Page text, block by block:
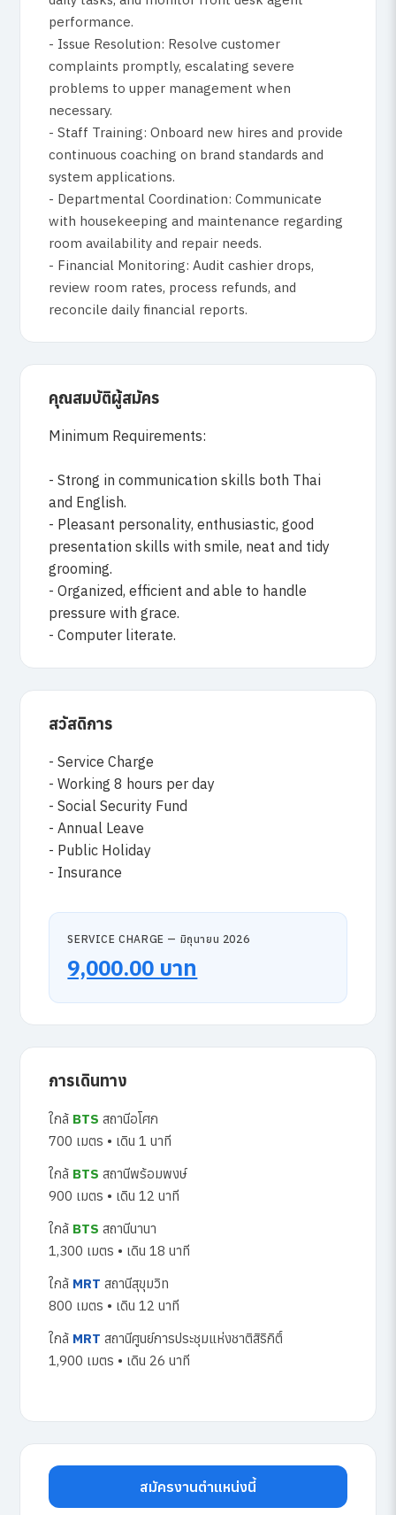
performance.
- Issue Resolution: Resolve customer
complaints promptly, escalating severe
problems to upper management when
necessary.
- Staff Training: Onboard new hires and provide
continuous coaching on brand standards and
system applications.
- Departmental Coordination: Communicate
with housekeeping and maintenance regarding
room availability and repair needs.
- Financial Monitoring: Audit cashier drops,
review room rates, process refunds, and
reconcile daily financial reports.
คุณสมบัติผู้สมัคร
Minimum Requirements:
- Strong in communication skills both Thai
and English.
- Pleasant personality, enthusiastic, good
presentation skills with smile, neat and tidy
grooming.
- Organized, efficient and able to handle
pressure with grace.
- Computer literate.
สวัสดิการ
- Service Charge
- Working 8 hours per day
- Social Security Fund
- Annual Leave
- Public Holiday
- Insurance
SERVICE CHARGE — มิถุนายน 2026
9,000.00 บาท
การเดินทาง
ใกล้ BTS สถานีอโศก
700 เมตร • เดิน 1 นาที
ใกล้ BTS สถานีพร้อมพงษ์
900 เมตร • เดิน 12 นาที
ใกล้ BTS สถานีนานา
1,300 เมตร • เดิน 18 นาที
ใกล้ MRT สถานีสุขุมวิท
800 เมตร • เดิน 12 นาที
ใกล้ MRT สถานีศูนย์การประชุมแห่งชาติสิริกิติ์
1,900 เมตร • เดิน 26 นาที
สมัครงานตำแหน่งนี้